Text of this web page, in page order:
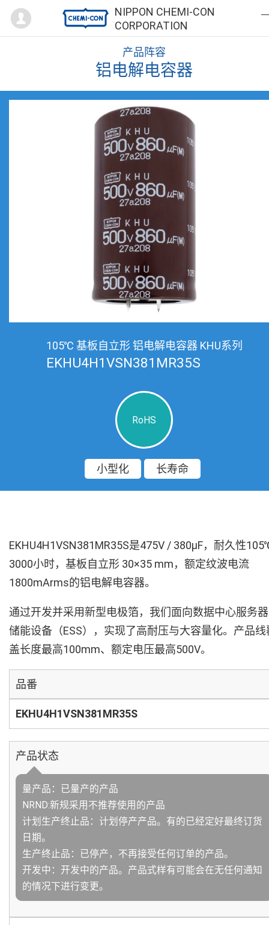
NIPPON CHEMI-CON
CORPORATION
Mypage
产品阵容
铝电解电容器
105℃ 基板自立形 铝电解电容器 KHU系列
EKHU4H1VSN381MR35S
RoHS
小型化 长寿命
EKHU4H1VSN381MR35S是475V / 380µF，耐久性
3000小时，基板自立形 30×35 mm，额定纹波电流
1800mArms的铝电解电容器。
通过开发并采用新型电极箔，我们面向数据中心服务
储能设备（ESS），实现了高耐压与大容量化。产品线
盖长度最高100mm、额定电压最高500V。
品番
EKHU4H1VSN381MR35S
产品状态
量产品：已量产的产品
NRND:新规采用不推荐使用的产品
计划生产终止品：计划停产产品。有的已经定好最终订货
日期。
生产终止品：已停产，不再接受任何订单的产品。
开发中：开发中的产品。产品式样有可能会在无任何通知
的情况下进行变更。